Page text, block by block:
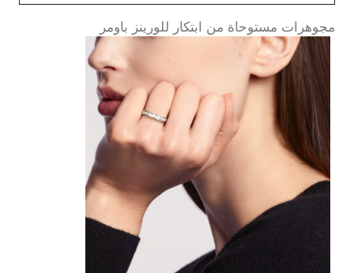
مجوهرات مستوحاة من ابتكار للورينز باومر